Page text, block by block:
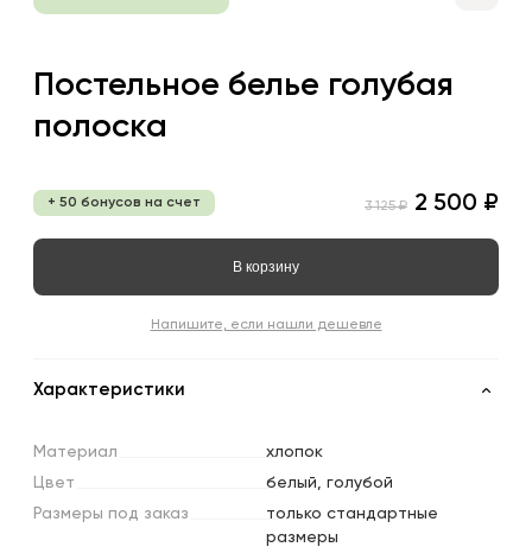
Постельное белье голубая
полоска
+ 50 бонусов на счет 3 125 ₽ 2 500 ₽
В корзину
Напишите, если нашли дешевле
Характеристики
Материал
хлопок
Цвет
белый, голубой
Размеры под заказ
только стандартные
размеры